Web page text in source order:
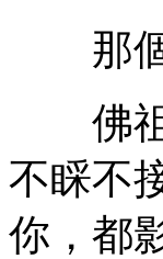
那個
佛祖
不睬不
你，都